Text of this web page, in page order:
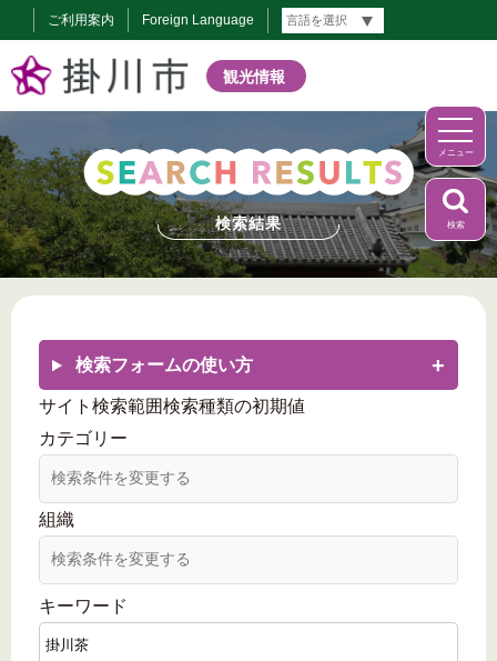
ご利用案内 Foreign Language
観光情報
メニュー
検索
検索結果
検索フォームの使い方
検索種類の初期値
キーワード
サイト検索範囲
カテゴリー
組織